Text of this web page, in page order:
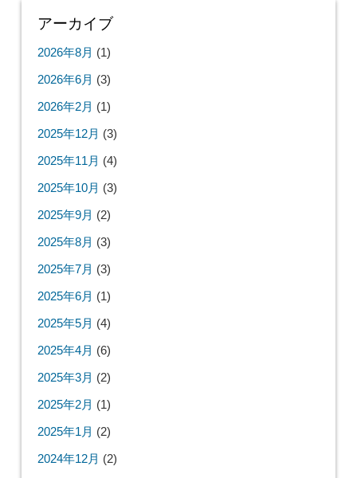
アーカイブ
2026年8月 (1)
2026年6月 (3)
2026年2月 (1)
2025年12月 (3)
2025年11月 (4)
2025年10月 (3)
2025年9月 (2)
2025年8月 (3)
2025年7月 (3)
2025年6月 (1)
2025年5月 (4)
2025年4月 (6)
2025年3月 (2)
2025年2月 (1)
2025年1月 (2)
2024年12月 (2)